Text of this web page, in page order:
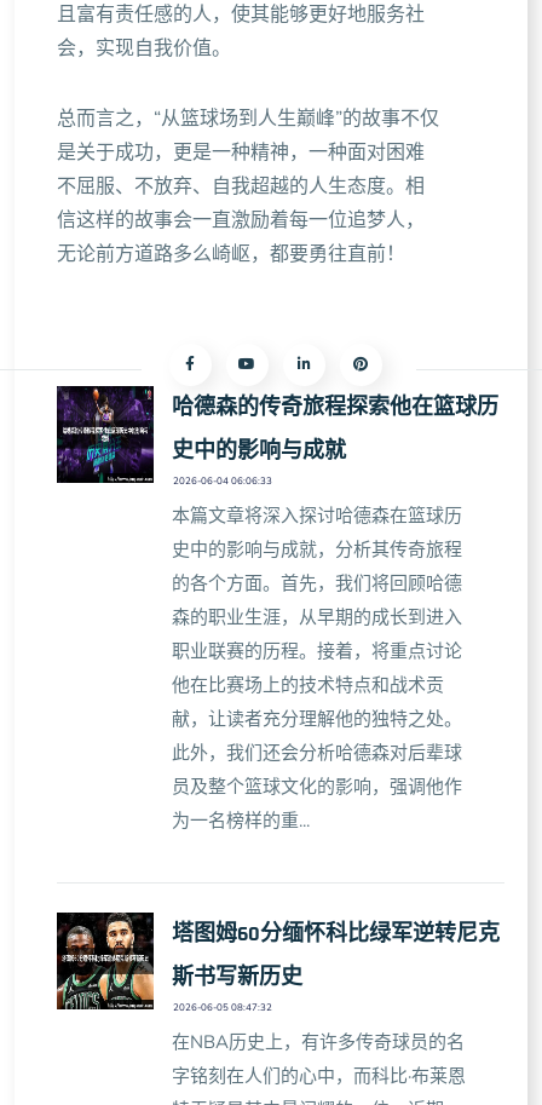
且富有责任感的人，使其能够更好地服务社
会，实现自我价值。
总而言之，“从篮球场到人生巅峰”的故事不仅
是关于成功，更是一种精神，一种面对困难
不屈服、不放弃、自我超越的人生态度。相
信这样的故事会一直激励着每一位追梦人，
无论前方道路多么崎岖，都要勇往直前！
哈德森的传奇旅程探索他在篮球历
史中的影响与成就
2026-06-04 06:06:33
本篇文章将深入探讨哈德森在篮球历
史中的影响与成就，分析其传奇旅程
的各个方面。首先，我们将回顾哈德
森的职业生涯，从早期的成长到进入
职业联赛的历程。接着，将重点讨论
他在比赛场上的技术特点和战术贡
献，让读者充分理解他的独特之处。
此外，我们还会分析哈德森对后辈球
员及整个篮球文化的影响，强调他作
为一名榜样的重...
塔图姆60分缅怀科比绿军逆转尼克
斯书写新历史
2026-06-05 08:47:32
在NBA历史上，有许多传奇球员的名
字铭刻在人们的心中，而科比·布莱恩